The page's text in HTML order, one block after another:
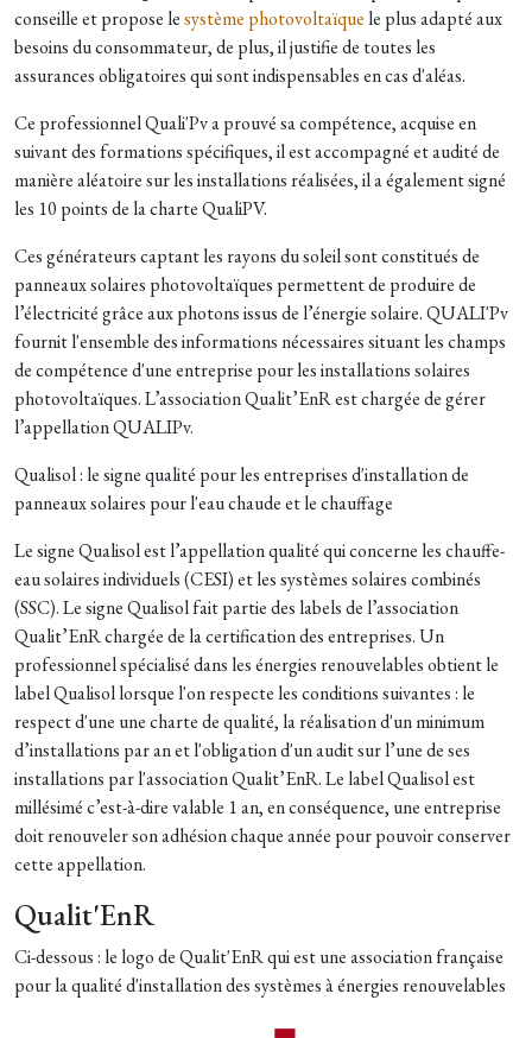
conseille et propose lesystème photovoltaïque le plus adapté aux
besoins du consommateur, de plus, il justifie de toutes les
assurances obligatoires qui sont indispensables en cas d'aléas.
Ce professionnel Quali'Pv a prouvé sa compétence, acquise en
suivant des formations spécifiques, il est accompagné et audité de
manière aléatoire sur les installations réalisées, il a également signé
les 10 points de la charte QualiPV.
Ces générateurs captant les rayons du soleil sont constitués de
panneaux solaires photovoltaïques permettent de produire de
l’électricité grâce aux photons issus de l’énergie solaire. QUALI'Pv
fournit l'ensemble des informations nécessaires situant les champs
de compétence d'une entreprise pour les installations solaires
photovoltaïques. L’association Qualit’EnR est chargée de gérer
l’appellation QUALIPv.
Qualisol : le signe qualité pour les entreprises d'installation de
panneaux solaires pour l'eau chaude et le chauffage
Le signe Qualisol est l’appellation qualité qui concerne les chauffe-
eau solaires individuels (CESI) et les systèmes solaires combinés
(SSC). Le signe Qualisol fait partie des labels de l’association
Qualit’EnR chargée de la certification des entreprises. Un
professionnel spécialisé dans les énergies renouvelables obtient le
label Qualisol lorsque l'on respecte les conditions suivantes : le
respect d'une une charte de qualité, la réalisation d'un minimum
d’installations par an et l'obligation d'un audit sur l’une de ses
installations par l'association Qualit’EnR. Le label Qualisol est
millésimé c’est-à-dire valable 1 an, en conséquence, une entreprise
doit renouveler son adhésion chaque année pour pouvoir conserver
cette appellation.
Qualit'EnR
Ci-dessous : le logo de Qualit'EnR qui est une association française
pour la qualité d'installation des systèmes à énergies renouvelables